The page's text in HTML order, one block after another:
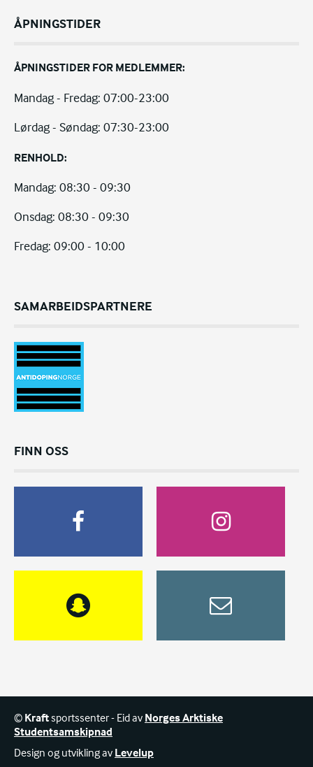
ÅPNINGSTIDER
ÅPNINGSTIDER FOR MEDLEMMER:
Mandag - Fredag: 07:00-23:00
Lørdag - Søndag: 07:30-23:00
RENHOLD:
Mandag: 08:30 - 09:30
Onsdag: 08:30 - 09:30
Fredag: 09:00 - 10:00
SAMARBEIDSPARTNERE
FINN OSS
© Kraftsportssenter - Eid av Norges Arktiske
Studentsamskipnad
Design og utvikling av Levelup